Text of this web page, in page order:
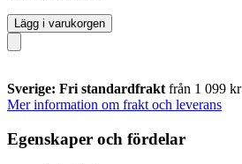
Lägg i varukorgen
Sverige: Fri standardfrakt från 1 099 kr
Mer information om frakt och leverans
Egenskaper och fördelar